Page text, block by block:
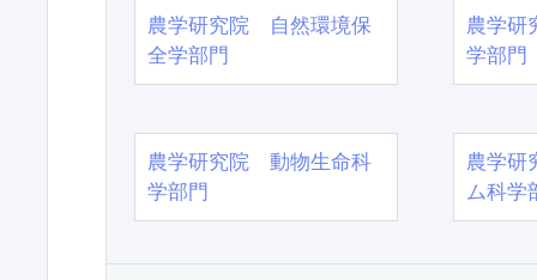
農学研究院 自然環境保
全学部門
農学
学部門
農学研究院 動物生命科
学部門
農学
ム科学